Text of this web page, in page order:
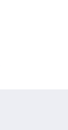
Produkt